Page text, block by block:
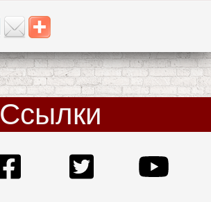
Ссылки